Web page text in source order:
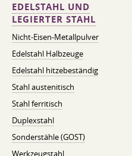
EDELSTAHL UND
LEGIERTER STAHL
Nicht-Eisen-Metallpulver
Edelstahl Halbzeuge
Edelstahl hitzebeständig
Stahl austenitisch
Stahl ferritisch
Duplexstahl
Sonderstähle (GOST)
Werkzeugstahl